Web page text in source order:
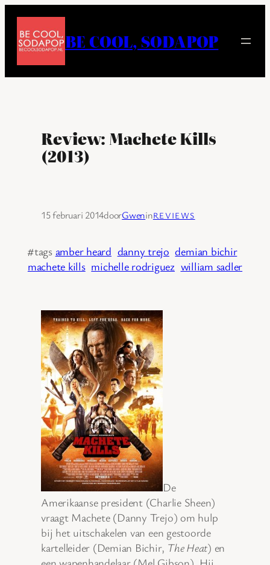
naar
inhoud
BE COOL, SODAPOP
Review: Machete Kills
(2013)
15 februari 2014doorGweninREVIEWS
#tags amber heard danny trejo demian bichir
machete kills michelle rodriguez william sadler
De
Amerikaanse president (Charlie Sheen)
vraagt Machete (Danny Trejo) om hulp
bij het uitschakelen van een gestoorde
kartelleider (Demian Bichir, The Heat) en